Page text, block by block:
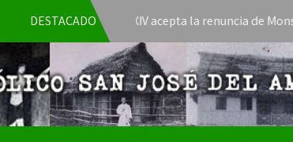
DESTACADO
El Papa León XIV acepta la renuncia de Mons.